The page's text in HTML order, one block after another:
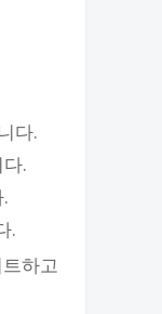
다.
.
.
하고